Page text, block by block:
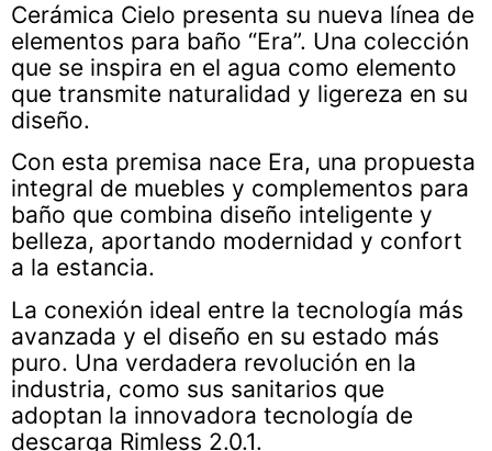
Cerámica Cielo presenta su nueva línea de
elementos para baño “Era”. Una colección
que se inspira en el agua como elemento
que transmite naturalidad y ligereza en su
diseño.
Con esta premisa nace Era, una propuesta
integral de muebles y complementos para
baño que combina diseño inteligente y
belleza, aportando modernidad y confort
a la estancia.
La conexión ideal entre la tecnología más
avanzada y el diseño en su estado más
puro. Una verdadera revolución en la
industria, como sus sanitarios que
adoptan la innovadora tecnología de
descarga Rimless 2.0.1.